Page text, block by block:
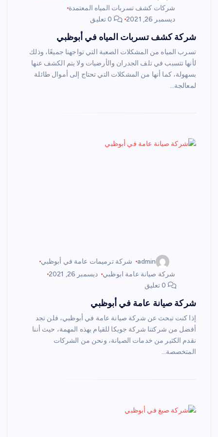
شركات كشف تسربات المياه المعتمدة
ديسمبر 26, 2021
شركة كشف تسربات المياه في أبوظبي
تسرب المياه من المشكلات الصعبة التي تواجهنا جميعًا، وذلك
لأنها تتسبب في تلف الجدران والأرضيات ولا يتم الكشف عنها
بسهولة، كما أنها من المشكلات التي تحتاج إلى أموال طائلة
لمعالجة…
admin
شركة ترميمات عامة في أبوظبي
شركة صيانة عامة ابوظبي
ديسمبر 26, 2021
شركة صيانة عامة في أبوظبي
إذا كنت تبحث عن شركة صيانة عامة في أبوظبي، فلن تجد
أفضل من شركتنا شركة جويكا للقيام بهذه المهمة، حيث أننا
نقدم الكثير من خدمات الصيانة، ونحن من الشركات
المتخصصة…